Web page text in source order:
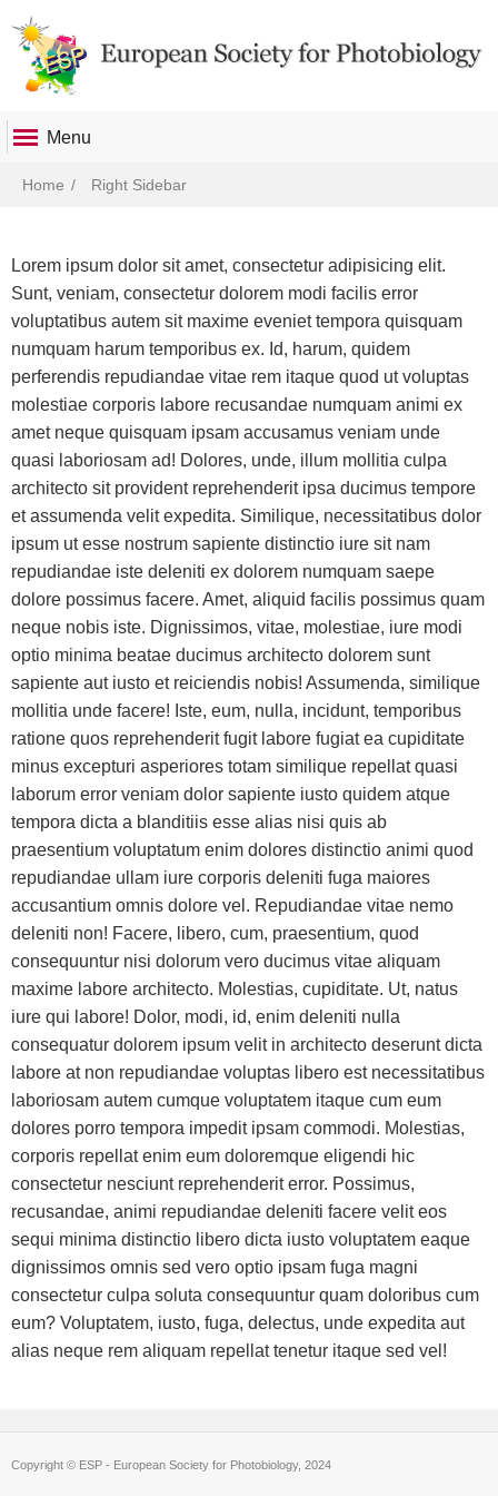
Menu
Breadcrumb
Home Right Sidebar
Lorem ipsum dolor sit amet, consectetur adipisicing elit.
Sunt, veniam, consectetur dolorem modi facilis error
voluptatibus autem sit maxime eveniet tempora quisquam
numquam harum temporibus ex. Id, harum, quidem
perferendis repudiandae vitae rem itaque quod ut voluptas
molestiae corporis labore recusandae numquam animi ex
amet neque quisquam ipsam accusamus veniam unde
quasi laboriosam ad! Dolores, unde, illum mollitia culpa
architecto sit provident reprehenderit ipsa ducimus tempore
et assumenda velit expedita. Similique, necessitatibus dolor
ipsum ut esse nostrum sapiente distinctio iure sit nam
repudiandae iste deleniti ex dolorem numquam saepe
dolore possimus facere. Amet, aliquid facilis possimus quam
neque nobis iste. Dignissimos, vitae, molestiae, iure modi
optio minima beatae ducimus architecto dolorem sunt
sapiente aut iusto et reiciendis nobis! Assumenda, similique
mollitia unde facere! Iste, eum, nulla, incidunt, temporibus
ratione quos reprehenderit fugit labore fugiat ea cupiditate
minus excepturi asperiores totam similique repellat quasi
laborum error veniam dolor sapiente iusto quidem atque
tempora dicta a blanditiis esse alias nisi quis ab
praesentium voluptatum enim dolores distinctio animi quod
repudiandae ullam iure corporis deleniti fuga maiores
accusantium omnis dolore vel. Repudiandae vitae nemo
deleniti non! Facere, libero, cum, praesentium, quod
consequuntur nisi dolorum vero ducimus vitae aliquam
maxime labore architecto. Molestias, cupiditate. Ut, natus
iure qui labore! Dolor, modi, id, enim deleniti nulla
consequatur dolorem ipsum velit in architecto deserunt dicta
labore at non repudiandae voluptas libero est necessitatibus
laboriosam autem cumque voluptatem itaque cum eum
dolores porro tempora impedit ipsam commodi. Molestias,
corporis repellat enim eum doloremque eligendi hic
consectetur nesciunt reprehenderit error. Possimus,
recusandae, animi repudiandae deleniti facere velit eos
sequi minima distinctio libero dicta iusto voluptatem eaque
dignissimos omnis sed vero optio ipsam fuga magni
consectetur culpa soluta consequuntur quam doloribus cum
eum? Voluptatem, iusto, fuga, delectus, unde expedita aut
alias neque rem aliquam repellat tenetur itaque sed vel!
Copyright © ESP - European Society for Photobiology, 2024